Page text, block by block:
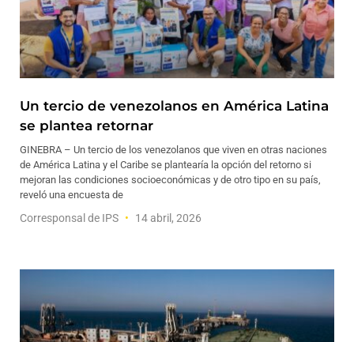
Un tercio de venezolanos en América Latina
se plantea retornar
GINEBRA – Un tercio de los venezolanos que viven en otras naciones
de América Latina y el Caribe se plantearía la opción del retorno si
mejoran las condiciones socioeconómicas y de otro tipo en su país,
reveló una encuesta de
Corresponsal de IPS 14 abril, 2026